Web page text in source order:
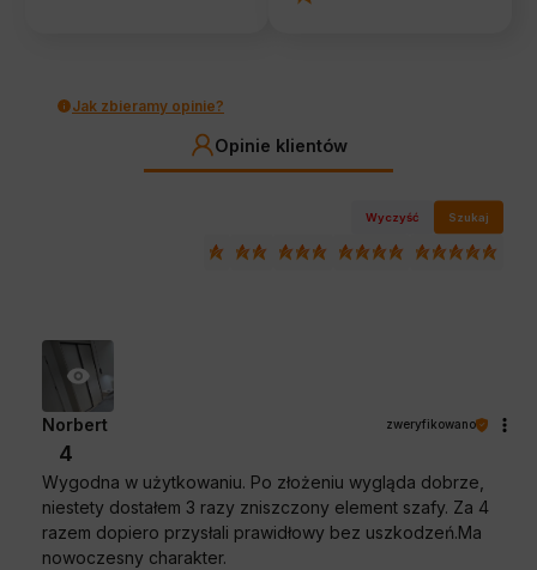
Jak zbieramy opinie?
Opinie klientów
Wyczyść Szukaj
Norbert zweryfikowano
4
Wygodna w użytkowaniu. Po złożeniu wygląda dobrze,
niestety dostałem 3 razy zniszczony element szafy. Za 4
razem dopiero przysłali prawidłowy bez uszkodzeń.Ma
nowoczesny charakter.